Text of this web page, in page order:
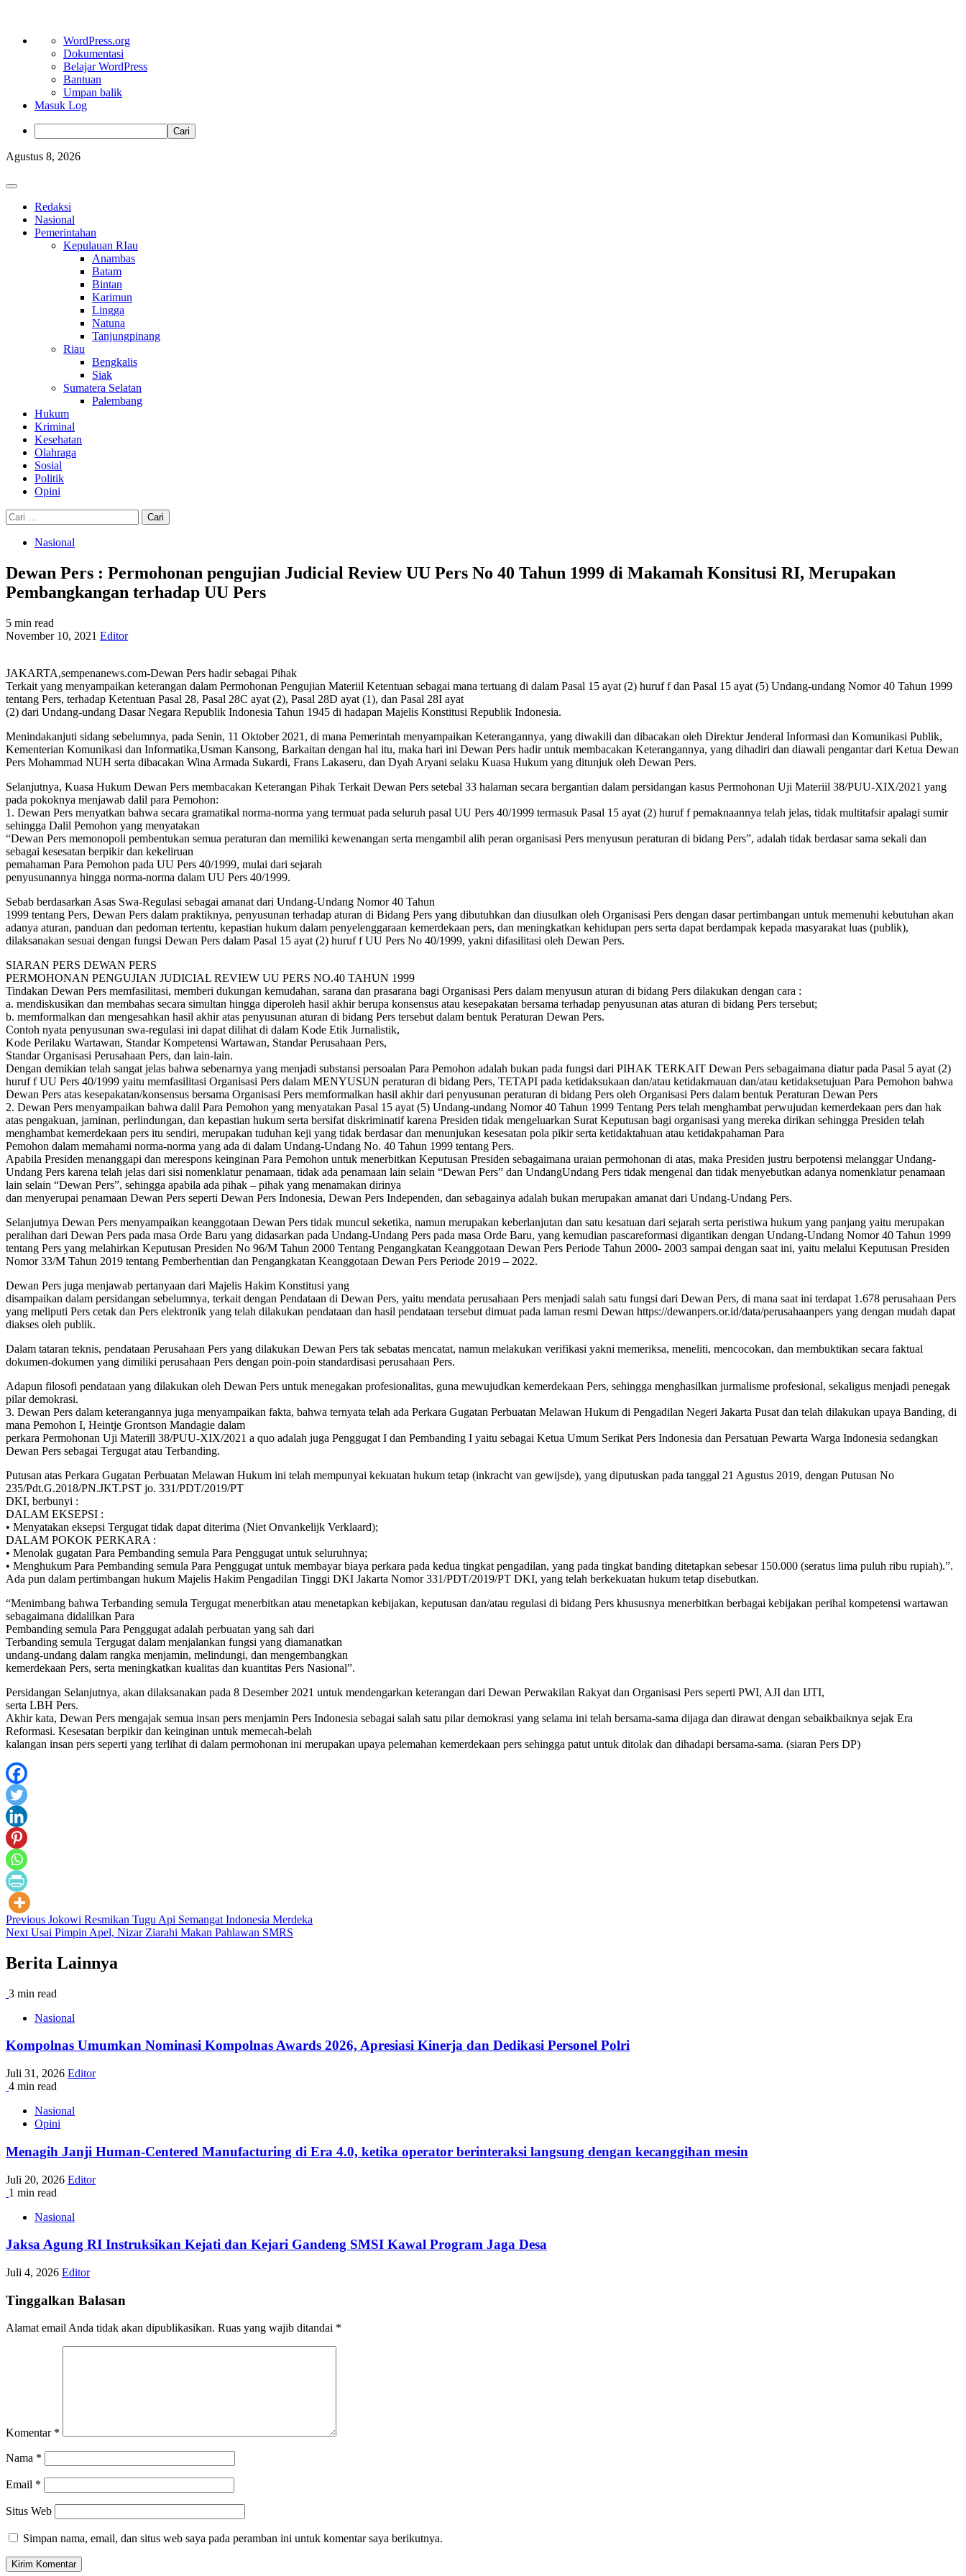
Tentang
WordPress
WordPress.org
Dokumentasi
Belajar WordPress
Bantuan
Umpan balik
Masuk Log
Cari
Skip
content
Agustus 8, 2026
Primary
Redaksi
Nasional
Pemerintahan
Kepulauan RIau
Anambas
Batam
Bintan
Karimun
Lingga
Natuna
Tanjungpinang
Riau
Bengkalis
Siak
Sumatera Selatan
Palembang
Hukum
Kriminal
Kesehatan
Olahraga
Sosial
Politik
Opini
Cari
untuk:
Nasional
Dewan Pers : Permohonan pengujian Judicial Review UU Pers No 40 Tahun 1999 di Makamah Konsitusi RI, Merupakan
Pembangkangan terhadap UU Pers
5 min read
November 10, 2021 Editor
JAKARTA,sempenanews.com-Dewan Pers hadir sebagai Pihak
Terkait yang menyampaikan keterangan dalam Permohonan Pengujian Materiil Ketentuan sebagai mana tertuang di dalam Pasal 15 ayat (2) huruf f dan Pasal 15 ayat (5) Undang-undang Nomor 40 Tahun 1999
tentang Pers, terhadap Ketentuan Pasal 28, Pasal 28C ayat (2), Pasal 28D ayat (1), dan Pasal 28I ayat
(2) dari Undang-undang Dasar Negara Republik Indonesia Tahun 1945 di hadapan Majelis Konstitusi Republik Indonesia.
Menindakanjuti sidang sebelumnya, pada Senin, 11 Oktober 2021, di mana Pemerintah menyampaikan Keterangannya, yang diwakili dan dibacakan oleh Direktur Jenderal Informasi dan Komunikasi Publik,
Kementerian Komunikasi dan Informatika,Usman Kansong, Barkaitan dengan hal itu, maka hari ini Dewan Pers hadir untuk membacakan Keterangannya, yang dihadiri dan diawali pengantar dari Ketua Dewan
Pers Mohammad NUH serta dibacakan Wina Armada Sukardi, Frans Lakaseru, dan Dyah Aryani selaku Kuasa Hukum yang ditunjuk oleh Dewan Pers.
Selanjutnya, Kuasa Hukum Dewan Pers membacakan Keterangan Pihak Terkait Dewan Pers setebal 33 halaman secara bergantian dalam persidangan kasus Permohonan Uji Materiil 38/PUU-XIX/2021 yang
pada pokoknya menjawab dalil para Pemohon:
1. Dewan Pers menyatkan bahwa secara gramatikal norma-norma yang termuat pada seluruh pasal UU Pers 40/1999 termasuk Pasal 15 ayat (2) huruf f pemaknaannya telah jelas, tidak multitafsir apalagi sumir
sehingga Dalil Pemohon yang menyatakan
“Dewan Pers memonopoli pembentukan semua peraturan dan memiliki kewenangan serta mengambil alih peran organisasi Pers menyusun peraturan di bidang Pers”, adalah tidak berdasar sama sekali dan
sebagai kesesatan berpikir dan kekeliruan
pemahaman Para Pemohon pada UU Pers 40/1999, mulai dari sejarah
penyusunannya hingga norma-norma dalam UU Pers 40/1999.
Sebab berdasarkan Asas Swa-Regulasi sebagai amanat dari Undang-Undang Nomor 40 Tahun
1999 tentang Pers, Dewan Pers dalam praktiknya, penyusunan terhadap aturan di Bidang Pers yang dibutuhkan dan diusulkan oleh Organisasi Pers dengan dasar pertimbangan untuk memenuhi kebutuhan akan
adanya aturan, panduan dan pedoman tertentu, kepastian hukum dalam penyelenggaraan kemerdekaan pers, dan meningkatkan kehidupan pers serta dapat berdampak kepada masyarakat luas (publik),
dilaksanakan sesuai dengan fungsi Dewan Pers dalam Pasal 15 ayat (2) huruf f UU Pers No 40/1999, yakni difasilitasi oleh Dewan Pers.
SIARAN PERS DEWAN PERS
PERMOHONAN PENGUJIAN JUDICIAL REVIEW UU PERS NO.40 TAHUN 1999
Tindakan Dewan Pers memfasilitasi, memberi dukungan kemudahan, sarana dan prasarana bagi Organisasi Pers dalam menyusun aturan di bidang Pers dilakukan dengan cara :
a. mendiskusikan dan membahas secara simultan hingga diperoleh hasil akhir berupa konsensus atau kesepakatan bersama terhadap penyusunan atas aturan di bidang Pers tersebut;
b. memformalkan dan mengesahkan hasil akhir atas penyusunan aturan di bidang Pers tersebut dalam bentuk Peraturan Dewan Pers.
Contoh nyata penyusunan swa-regulasi ini dapat dilihat di dalam Kode Etik Jurnalistik,
Kode Perilaku Wartawan, Standar Kompetensi Wartawan, Standar Perusahaan Pers,
Standar Organisasi Perusahaan Pers, dan lain-lain.
Dengan demikian telah sangat jelas bahwa sebenarnya yang menjadi substansi persoalan Para Pemohon adalah bukan pada fungsi dari PIHAK TERKAIT Dewan Pers sebagaimana diatur pada Pasal 5 ayat (2)
huruf f UU Pers 40/1999 yaitu memfasilitasi Organisasi Pers dalam MENYUSUN peraturan di bidang Pers, TETAPI pada ketidaksukaan dan/atau ketidakmauan dan/atau ketidaksetujuan Para Pemohon bahwa
Dewan Pers atas kesepakatan/konsensus bersama Organisasi Pers memformalkan hasil akhir dari penyusunan peraturan di bidang Pers oleh Organisasi Pers dalam bentuk Peraturan Dewan Pers
2. Dewan Pers menyampaikan bahwa dalil Para Pemohon yang menyatakan Pasal 15 ayat (5) Undang-undang Nomor 40 Tahun 1999 Tentang Pers telah menghambat perwujudan kemerdekaan pers dan hak
atas pengakuan, jaminan, perlindungan, dan kepastian hukum serta bersifat diskriminatif karena Presiden tidak mengeluarkan Surat Keputusan bagi organisasi yang mereka dirikan sehingga Presiden telah
menghambat kemerdekaan pers itu sendiri, merupakan tuduhan keji yang tidak berdasar dan menunjukan kesesatan pola pikir serta ketidaktahuan atau ketidakpahaman Para
Pemohon dalam memahami norma-norma yang ada di dalam Undang-Undang No. 40 Tahun 1999 tentang Pers.
Apabila Presiden menanggapi dan merespons keinginan Para Pemohon untuk menerbitkan Keputusan Presiden sebagaimana uraian permohonan di atas, maka Presiden justru berpotensi melanggar Undang-
Undang Pers karena telah jelas dari sisi nomenklatur penamaan, tidak ada penamaan lain selain “Dewan Pers” dan UndangUndang Pers tidak mengenal dan tidak menyebutkan adanya nomenklatur penamaan
lain selain “Dewan Pers”, sehingga apabila ada pihak – pihak yang menamakan dirinya
dan menyerupai penamaan Dewan Pers seperti Dewan Pers Indonesia, Dewan Pers Independen, dan sebagainya adalah bukan merupakan amanat dari Undang-Undang Pers.
Selanjutnya Dewan Pers menyampaikan keanggotaan Dewan Pers tidak muncul seketika, namun merupakan keberlanjutan dan satu kesatuan dari sejarah serta peristiwa hukum yang panjang yaitu merupakan
peralihan dari Dewan Pers pada masa Orde Baru yang didasarkan pada Undang-Undang Pers pada masa Orde Baru, yang kemudian pascareformasi digantikan dengan Undang-Undang Nomor 40 Tahun 1999
tentang Pers yang melahirkan Keputusan Presiden No 96/M Tahun 2000 Tentang Pengangkatan Keanggotaan Dewan Pers Periode Tahun 2000- 2003 sampai dengan saat ini, yaitu melalui Keputusan Presiden
Nomor 33/M Tahun 2019 tentang Pemberhentian dan Pengangkatan Keanggotaan Dewan Pers Periode 2019 – 2022.
Dewan Pers juga menjawab pertanyaan dari Majelis Hakim Konstitusi yang
disampaikan dalam persidangan sebelumnya, terkait dengan Pendataan di Dewan Pers, yaitu mendata perusahaan Pers menjadi salah satu fungsi dari Dewan Pers, di mana saat ini terdapat 1.678 perusahaan Pers
yang meliputi Pers cetak dan Pers elektronik yang telah dilakukan pendataan dan hasil pendataan tersebut dimuat pada laman resmi Dewan https://dewanpers.or.id/data/perusahaanpers yang dengan mudah dapat
diakses oleh publik.
Dalam tataran teknis, pendataan Perusahaan Pers yang dilakukan Dewan Pers tak sebatas mencatat, namun melakukan verifikasi yakni memeriksa, meneliti, mencocokan, dan membuktikan secara faktual
dokumen-dokumen yang dimiliki perusahaan Pers dengan poin-poin standardisasi perusahaan Pers.
Adapun filosofi pendataan yang dilakukan oleh Dewan Pers untuk menegakan profesionalitas, guna mewujudkan kemerdekaan Pers, sehingga menghasilkan jurmalisme profesional, sekaligus menjadi penegak
pilar demokrasi.
3. Dewan Pers dalam keterangannya juga menyampaikan fakta, bahwa ternyata telah ada Perkara Gugatan Perbuatan Melawan Hukum di Pengadilan Negeri Jakarta Pusat dan telah dilakukan upaya Banding, di
mana Pemohon I, Heintje Grontson Mandagie dalam
perkara Permohonan Uji Materill 38/PUU-XIX/2021 a quo adalah juga Penggugat I dan Pembanding I yaitu sebagai Ketua Umum Serikat Pers Indonesia dan Persatuan Pewarta Warga Indonesia sedangkan
Dewan Pers sebagai Tergugat atau Terbanding.
Putusan atas Perkara Gugatan Perbuatan Melawan Hukum ini telah mempunyai kekuatan hukum tetap (inkracht van gewijsde), yang diputuskan pada tanggal 21 Agustus 2019, dengan Putusan No
235/Pdt.G.2018/PN.JKT.PST jo. 331/PDT/2019/PT
DKI, berbunyi :
DALAM EKSEPSI :
• Menyatakan eksepsi Tergugat tidak dapat diterima (Niet Onvankelijk Verklaard);
DALAM POKOK PERKARA :
• Menolak gugatan Para Pembanding semula Para Penggugat untuk seluruhnya;
• Menghukum Para Pembanding semula Para Penggugat untuk membayar biaya perkara pada kedua tingkat pengadilan, yang pada tingkat banding ditetapkan sebesar 150.000 (seratus lima puluh ribu rupiah).”.
Ada pun dalam pertimbangan hukum Majelis Hakim Pengadilan Tinggi DKI Jakarta Nomor 331/PDT/2019/PT DKI, yang telah berkekuatan hukum tetap disebutkan.
“Menimbang bahwa Terbanding semula Tergugat menerbitkan atau menetapkan kebijakan, keputusan dan/atau regulasi di bidang Pers khususnya menerbitkan berbagai kebijakan perihal kompetensi wartawan
sebagaimana didalilkan Para
Pembanding semula Para Penggugat adalah perbuatan yang sah dari
Terbanding semula Tergugat dalam menjalankan fungsi yang diamanatkan
undang-undang dalam rangka menjamin, melindungi, dan mengembangkan
kemerdekaan Pers, serta meningkatkan kualitas dan kuantitas Pers Nasional”.
Persidangan Selanjutnya, akan dilaksanakan pada 8 Desember 2021 untuk mendengarkan keterangan dari Dewan Perwakilan Rakyat dan Organisasi Pers seperti PWI, AJI dan IJTI,
serta LBH Pers.
Akhir kata, Dewan Pers mengajak semua insan pers menjamin Pers Indonesia sebagai salah satu pilar demokrasi yang selama ini telah bersama-sama dijaga dan dirawat dengan sebaikbaiknya sejak Era
Reformasi. Kesesatan berpikir dan keinginan untuk memecah-belah
kalangan insan pers seperti yang terlihat di dalam permohonan ini merupakan upaya pelemahan kemerdekaan pers sehingga patut untuk ditolak dan dihadapi bersama-sama. (siaran Pers DP)
Post
navigation
Previous Jokowi Resmikan Tugu Api Semangat Indonesia Merdeka
Next Usai Pimpin Apel, Nizar Ziarahi Makan Pahlawan SMRS
Berita Lainnya
3 min read
Nasional
Kompolnas Umumkan Nominasi Kompolnas Awards 2026, Apresiasi Kinerja dan Dedikasi Personel Polri
Juli 31, 2026 Editor
4 min read
Nasional
Opini
Menagih Janji Human-Centered Manufacturing di Era 4.0, ketika operator berinteraksi langsung dengan kecanggihan mesin
Juli 20, 2026 Editor
1 min read
Nasional
Jaksa Agung RI Instruksikan Kejati dan Kejari Gandeng SMSI Kawal Program Jaga Desa
Juli 4, 2026 Editor
Tinggalkan Balasan
Alamat email Anda tidak akan dipublikasikan. Ruas yang wajib ditandai *
Komentar *
Nama *
Email *
Situs Web
Simpan nama, email, dan situs web saya pada peramban ini untuk komentar saya berikutnya.